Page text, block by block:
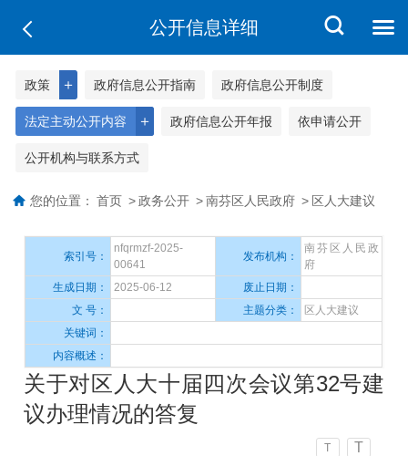
公开信息详细
＋
政策 政府信息公开指南 政府信息公开制度
＋
法定主动公开内容 政府信息公开年报 依申请公开
公开机构与联系方式
您的位置： 首页 > 政务公开 > 南芬区人民政府 > 区人大建议
索引号：
nfqrmzf-2025-
00641
发布机构：
南芬区人民政
府
生成日期：
2025-06-12
废止日期：
文 号：
主题分类：
区人大建议
关键词：
内容概述：
关于对区人大十届四次会议第32号建
议办理情况的答复
T T